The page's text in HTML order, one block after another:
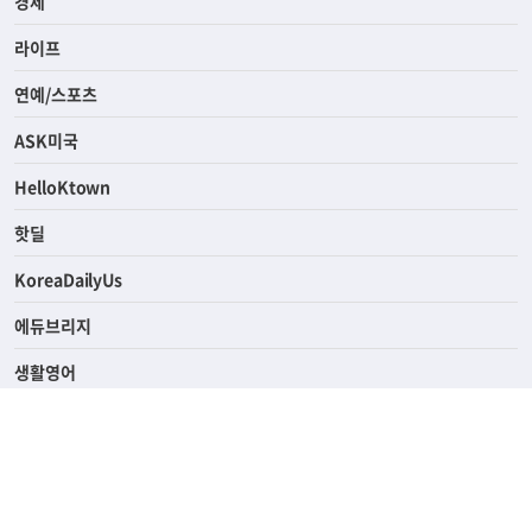
사회
경제
라이프
연예/스포츠
ASK미국
HelloKtown
핫딜
KoreaDailyUs
에듀브리지